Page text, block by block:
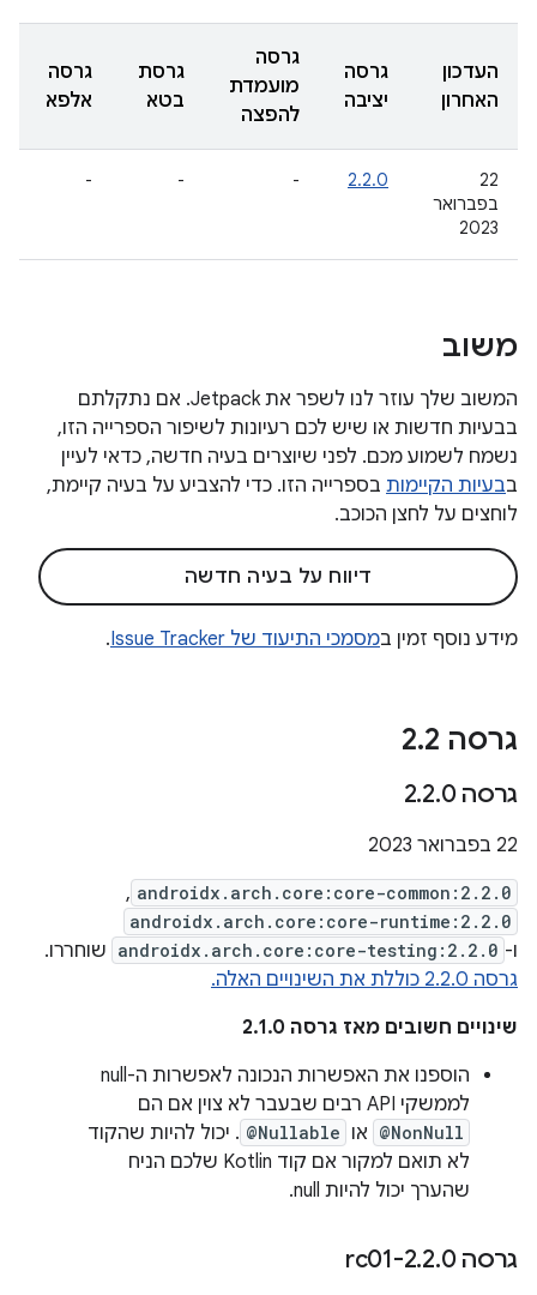
העדכון
האחרון
גרסה
יציבה
גרסה
מועמדת
להפצה
גרסת
בטא
גרסה
אלפא
22
בפברואר
2023
2.2.0
-
-
-
משוב
המשוב שלך עוזר לנו לשפר את Jetpack. אם נתקלתם
בבעיות חדשות או שיש לכם רעיונות לשיפור הספרייה הזו,
נשמח לשמוע מכם. לפני שיוצרים בעיה חדשה, כדאי לעיין
בבעיות הקיימות בספרייה הזו. כדי להצביע על בעיה קיימת,
לוחצים על לחצן הכוכב.
דיווח על בעיה חדשה
מידע נוסף זמין במסמכי התיעוד של Issue Tracker .
גרסה 2 .2
גרסה 2 .2.0
22 בפברואר 2023
androidx.arch.core:core-common:2.2.0
,
androidx.arch.core:core-runtime:2.2.0
ו- androidx.arch.core:core-testing:2.2.0 שוחררו.
גרסה 2.2.0 כוללת את השינויים האלה.
שינויים חשובים מאז גרסה 2.1.0
הוספנו את האפשרות הנכונה לאפשרות ה-null
לממשקי API רבים שבעבר לא צוין אם הם
@NonNull או @Nullable . יכול להיות שהקוד
לא תואם למקור אם קוד Kotlin שלכם הניח
שהערך יכול להיות null.
גרסה 2 .2.0-rc01